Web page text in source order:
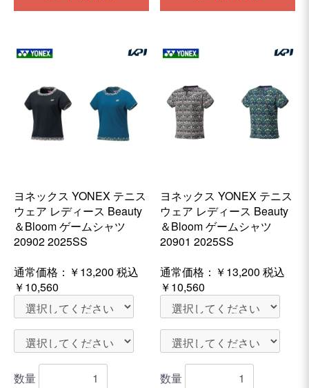
ヨネックス YONEX テニス
ウェア レディース Beauty
＆Bloom ゲームシャツ
20902 2025SS
通常価格： ￥13,200 税込
￥10,560
数量
ヨネックス YONEX テニス
ウェア レディース Beauty
＆Bloom ゲームシャツ
20901 2025SS
通常価格： ￥13,200 税込
￥10,560
数量